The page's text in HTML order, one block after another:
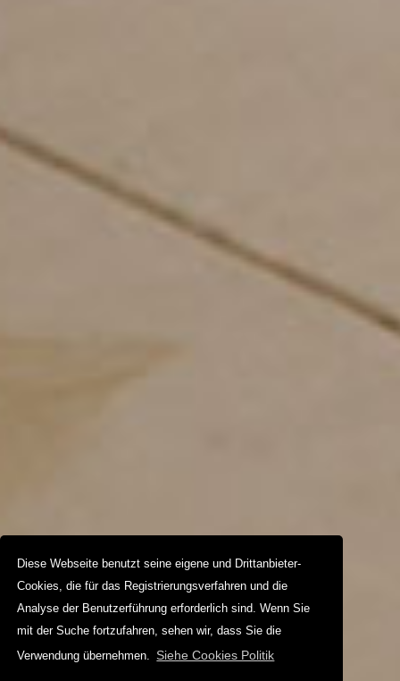
Diese Webseite benutzt seine eigene und Drittanbieter-
Cookies, die für das Registrierungsverfahren und die
Analyse der Benutzerführung erforderlich sind. Wenn Sie
mit der Suche fortzufahren, sehen wir, dass Sie die
Verwendung übernehmen. Siehe Cookies Politik